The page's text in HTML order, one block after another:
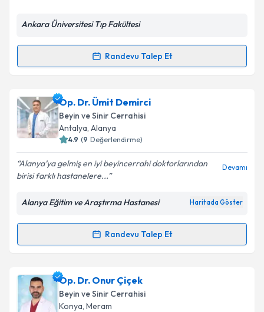
Kişisel verilerimin işlenmesine ilişkinAydınlatma
Takvim Talebini Gönder
Ankara Üniversitesi Tıp Fakültesi
Randevu Talep Et
Randevu Takvimi Talebi
Doç. Dr. İhsan Doğaniçin randevu takvimi talebi
oluşturun. Size bu uzmandan randevu almanız için bir
takvim hazırlandığında e-posta ile bilgilendireceğiz.
Kişisel verilerimin işlenmesine ilişkin
Aydınlatma
kapsamda işlenmesini kabul ediyorum.
Op. Dr. Ümit Demirci
Beyin ve Sinir Cerrahisi
Antalya, Alanya
4.9 (9 Değerlendirme)
Alanya’ya gelmiş en iyi beyincerrahi doktorlarından
birisi farklı hastanelere...
Devamı
Alanya Eğitim ve Araştırma Hastanesi Haritada Göster
Randevu Talep Et
Randevu Takvimi Talebi
Op. Dr. Ümit Demirciiçin randevu takvimi talebi
oluşturun. Size bu uzmandan randevu almanız için bir
takvim hazırlandığında e-posta ile bilgilendireceğiz.
Op. Dr. Onur Çiçek
Beyin ve Sinir Cerrahisi
Konya, Meram